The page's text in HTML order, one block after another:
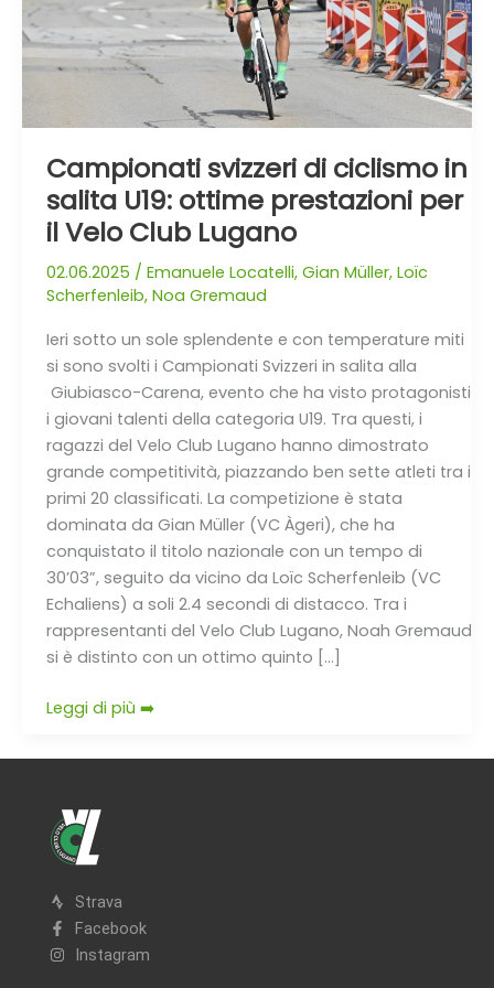
Campionati svizzeri di ciclismo in
salita U19: ottime prestazioni per
il Velo Club Lugano
02.06.2025 / Emanuele Locatelli, Gian Müller, Loïc
Scherfenleib, Noa Gremaud
Ieri sotto un sole splendente e con temperature miti
si sono svolti i Campionati Svizzeri in salita alla
Giubiasco-Carena, evento che ha visto protagonisti
i giovani talenti della categoria U19. Tra questi, i
ragazzi del Velo Club Lugano hanno dimostrato
grande competitività, piazzando ben sette atleti tra i
primi 20 classificati. La competizione è stata
dominata da Gian Müller (VC Àgeri), che ha
conquistato il titolo nazionale con un tempo di
30’03”, seguito da vicino da Loïc Scherfenleib (VC
Echaliens) a soli 2.4 secondi di distacco. Tra i
rappresentanti del Velo Club Lugano, Noah Gremaud
si è distinto con un ottimo quinto […]
salita
U19:
prestazioni
per
il
Velo
Club
Lugano
Leggi di più ➡️
Strava
Facebook
Instagram